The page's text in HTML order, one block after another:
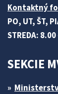
Kontaktný
PO, UT, ŠT,
STREDA:
SEKCIE